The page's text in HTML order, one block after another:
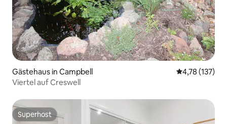
Gästehaus in Campbell
4,78 (137)
Viertel auf Creswell
Superhost
Superhost